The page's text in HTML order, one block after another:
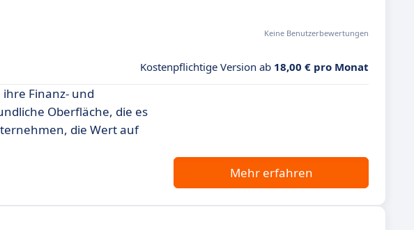
Keine Benutzerbewertungen
Kostenpflichtige Version ab 18,00 € pro Monat
Finanz- und
Oberfläche, die es
die Wert auf
Mehr erfahren